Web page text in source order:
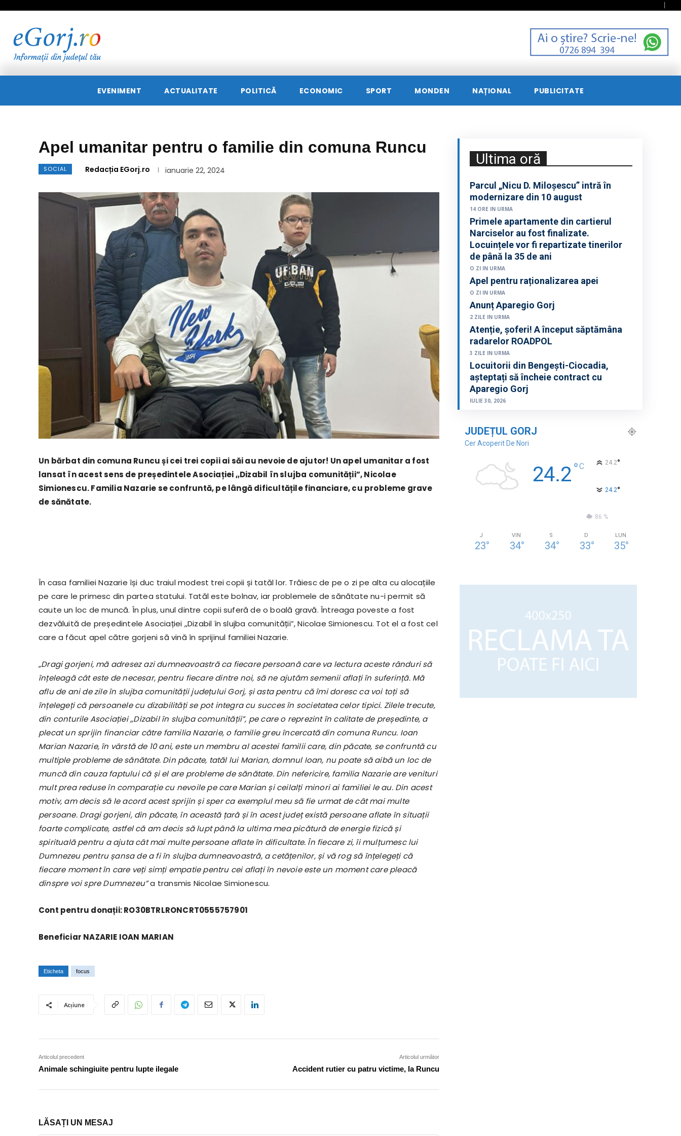
EVENIMENT ACTUALITATE POLITICĂ ECONOMIC SPORT MONDEN NAȚIONAL PUBLICITATE
Apel umanitar pentru o familie din comuna Runcu
SOCIAL Redacția EGorj.ro ianuarie 22, 2024
Un bărbat din comuna Runcu și cei trei copii ai săi au nevoie de ajutor! Un apel umanitar a fost
lansat în acest sens de președintele Asociației ,,Dizabil în slujba comunității”, Nicolae
Simionescu. Familia Nazarie se confruntă, pe lângă dificultățile financiare, cu probleme grave
de sănătate.
În casa familiei Nazarie își duc traiul modest trei copii și tatăl lor. Trăiesc de pe o zi pe alta cu alocațiile
pe care le primesc din partea statului. Tatăl este bolnav, iar problemele de sănătate nu-i permit să
caute un loc de muncă. În plus, unul dintre copii suferă de o boală gravă. Întreaga poveste a fost
dezvăluită de președintele Asociației ,,Dizabil în slujba comunității”, Nicolae Simionescu. Tot el a fost cel
care a făcut apel către gorjeni să vină în sprijinul familiei Nazarie.
„Dragi gorjeni, mă adresez azi dumneavoastră ca fiecare persoană care va lectura aceste rânduri să
înțeleagă cât este de necesar, pentru fiecare dintre noi, să ne ajutăm semenii aflați în suferință. Mă
aflu de ani de zile în slujba comunității județului Gorj, și asta pentru că îmi doresc ca voi toți să
înțelegeți că persoanele cu dizabilități se pot integra cu succes în societatea celor tipici. Zilele trecute,
din conturile Asociației ,,Dizabil în slujba comunității”, pe care o reprezint în calitate de președinte, a
plecat un sprijin financiar către familia Nazarie, o familie greu încercată din comuna Runcu. Ioan
Marian Nazarie, în vârstă de 10 ani, este un membru al acestei familii care, din păcate, se confruntă cu
multiple probleme de sănătate. Din păcate, tatăl lui Marian, domnul Ioan, nu poate să aibă un loc de
muncă din cauza faptului că și el are probleme de sănătate. Din nefericire, familia Nazarie are venituri
mult prea reduse în comparație cu nevoile pe care Marian și ceilalți minori ai familiei le au. Din acest
motiv, am decis să le acord acest sprijin și sper ca exemplul meu să fie urmat de cât mai multe
persoane. Dragi gorjeni, din păcate, în această țară și în acest județ există persoane aflate în situații
foarte complicate, astfel că am decis să lupt până la ultima mea picătură de energie fizică și
spirituală pentru a ajuta cât mai multe persoane aflate în dificultate. În fiecare zi, îi mulțumesc lui
Dumnezeu pentru șansa de a fi în slujba dumneavoastră, a cetățenilor, și vă rog să înțelegeți că
fiecare moment în care veți simți empatie pentru cei aflați în nevoie este un moment care pleacă
dinspre voi spre Dumnezeu”a transmis Nicolae Simionescu.
Cont pentru donații: RO30BTRLRONCRT0555757901
Beneficiar NAZARIE IOAN MARIAN
Eticheta focus
Acțiune
Articolul precedent
Animale schingiuite pentru lupte ilegale
Articolul următor
Accident rutier cu patru victime, la Runcu
LĂSAȚI UN MESAJ
Ultima oră
Parcul „Nicu D. Miloșescu” intră în
modernizare din 10 august
14 ORE IN URMA
Primele apartamente din cartierul
Narciselor au fost finalizate.
Locuințele vor fi repartizate tinerilor
de până la 35 de ani
O ZI IN URMA
Apel pentru raționalizarea apei
O ZI IN URMA
Anunț Aparegio Gorj
2 ZILE IN URMA
Atenție, șoferi! A început săptămâna
radarelor ROADPOL
3 ZILE IN URMA
Locuitorii din Bengești-Ciocadia,
așteptați să încheie contract cu
Aparegio Gorj
IULIE 30, 2026
JUDEȚUL GORJ
Cer Acoperit De Nori
24.2°C 24.2°
24.2°
86 %
J
23°
VIN
34°
S
34°
D
33°
LUN
35°